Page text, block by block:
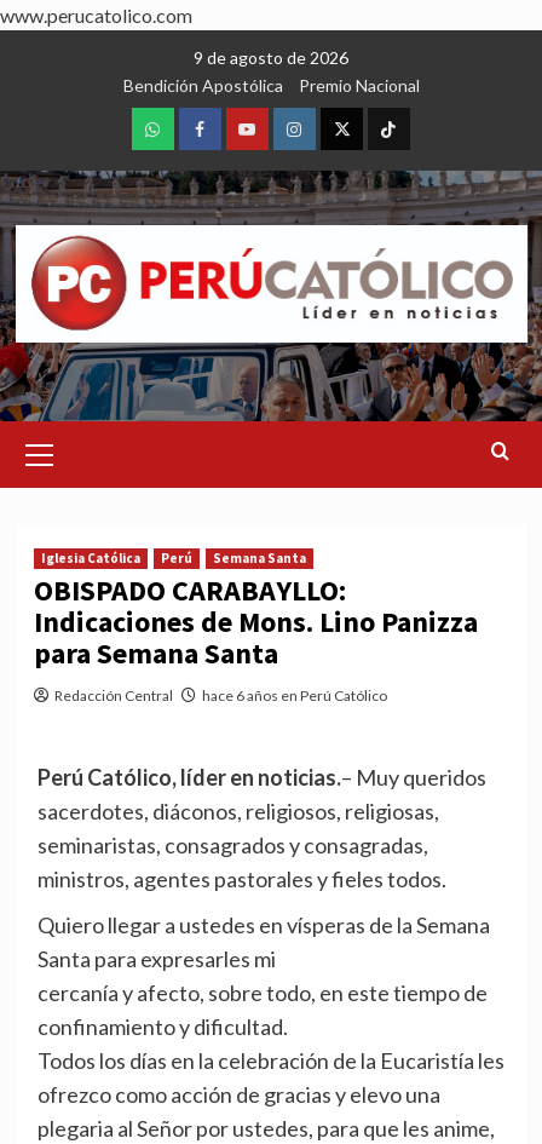
www.perucatolico.com
9 de agosto de 2026
Bendición Apostólica
Premio Nacional
WhatsAppFacebookYoutubeInstagram
X TikTok
Menu
Iglesia Católica Perú Semana Santa
OBISPADO CARABAYLLO:
Indicaciones de Mons. Lino Panizza
para Semana Santa
Redacción Central hace 6 años en Perú Católico
Perú Católico, líder en noticias.– Muy queridos
sacerdotes, diáconos, religiosos, religiosas,
seminaristas, consagrados y consagradas,
ministros, agentes pastorales y fieles todos.
Quiero llegar a ustedes en vísperas de la Semana
Santa para expresarles mi
cercanía y afecto, sobre todo, en este tiempo de
confinamiento y dificultad.
Todos los días en la celebración de la Eucaristía les
ofrezco como acción de gracias y elevo una
plegaria al Señor por ustedes, para que les anime,